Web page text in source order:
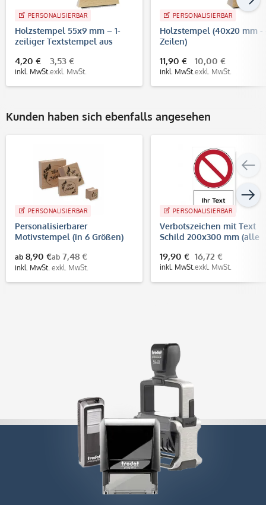
PERSONALISIERBAR
Holzstempel 55x9 mm – 1-
zeiliger Textstempel aus
4,20 €
inkl. MwSt.
3,53 €
exkl. MwSt.
PERSONALISIERBAR
Holzstempel (40x20 mm -
Zeilen)
11,90 €
inkl. MwSt.
10,00 €
exkl. MwSt.
Kunden haben sich ebenfalls angesehen
PERSONALISIERBAR
Personalisierbarer
Motivstempel (in 6 Größen)
ab 8,90 €
inkl. MwSt.
ab 7,48 €
exkl. MwSt.
PERSONALISIERBAR
Verbotszeichen mit Text
Schild 200x300 mm (alle
19,90 €
inkl. MwSt.
16,72 €
exkl. MwSt.